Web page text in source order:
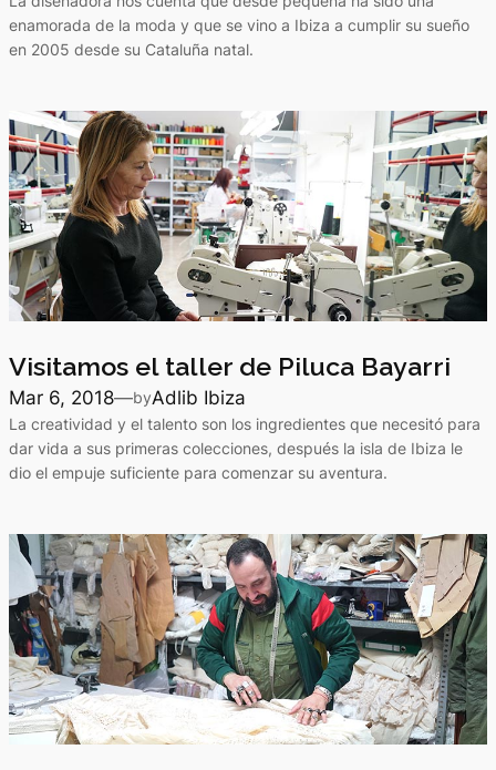
enamorada de la moda y que se vino a Ibiza a cumplir su sueño
en 2005 desde su Cataluña natal.
Visitamos el taller de Piluca Bayarri
Mar 6, 2018—byAdlib Ibiza
La creatividad y el talento son los ingredientes que necesitó para
dar vida a sus primeras colecciones, después la isla de Ibiza le
dio el empuje suficiente para comenzar su aventura.